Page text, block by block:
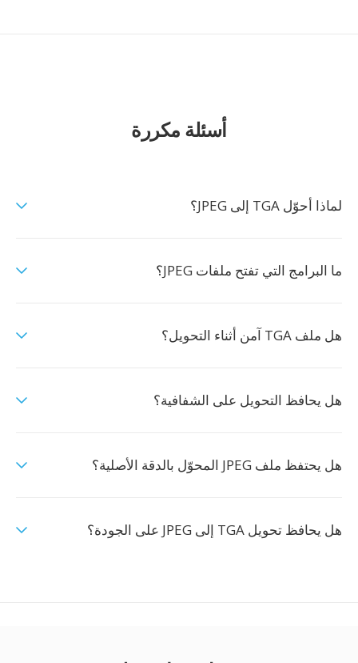
أسئلة مكررة
لماذا أحوّل TGA إلى JPEG؟
ما البرامج التي تفتح ملفات JPEG؟
هل ملف TGA آمن أثناء التحويل؟
هل يحافظ التحويل على الشفافية؟
هل يحتفظ ملف JPEG المحوّل بالدقة الأصلية؟
هل يحافظ تحويل TGA إلى JPEG على الجودة؟